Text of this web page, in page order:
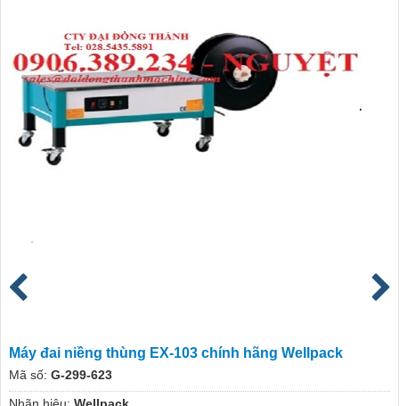
Máy đai niềng thùng EX-103 chính hãng Wellpack
Mã số: G-299-623